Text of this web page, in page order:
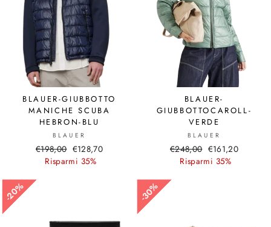
BLAUER-GIUBBOTTO
MANICHE SCUBA
HEBRON-BLU
BLAUER
Prezzo
€198,00 Prezzo
scontato
€128,70
Risparmi 35%
BLAUER-
GIUBBOTTOCAROLL-
VERDE
BLAUER
Prezzo
€248,00 Prezzo
scontato
€161,20
Risparmi 35%
20%
20% 30%
30%